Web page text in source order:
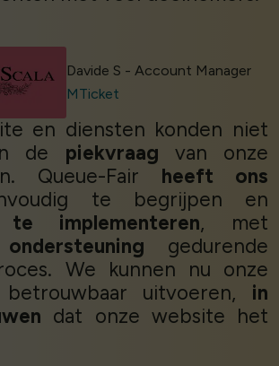
Davide S - Account Manager
MTicket
en diensten konden niet
de piekvraag van onze
Queue-Fair heeft ons
te begrijpen en
te implementeren, met
gedurende
We kunnen nu onze
betrouwbaar uitvoeren, in
dat onze website het